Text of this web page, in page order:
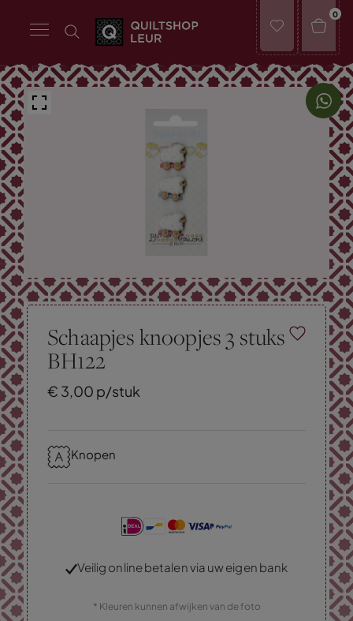
0
Schaapjes knoopjes 3 stuks
BH122
€ 3,00 p/stuk
Knopen
Veilig online betalen via uw eigen bank
* Kleuren kunnen afwijken van de foto